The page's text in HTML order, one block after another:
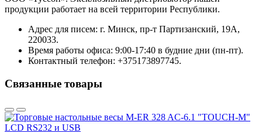
продукции работает на всей территории Республики.
Адрес для писем: г. Минск, пр-т Партизанский, 19А,
220033.
Время работы офиса: 9:00-17:40 в будние дни (пн-пт).
Контактный телефон: +375173897745.
Связанные товары